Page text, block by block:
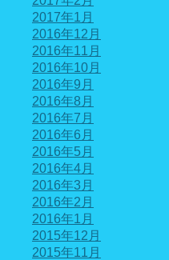
2017年1月
2016年12月
2016年11月
2016年10月
2016年9月
2016年8月
2016年7月
2016年6月
2016年5月
2016年4月
2016年3月
2016年2月
2016年1月
2015年12月
2015年11月